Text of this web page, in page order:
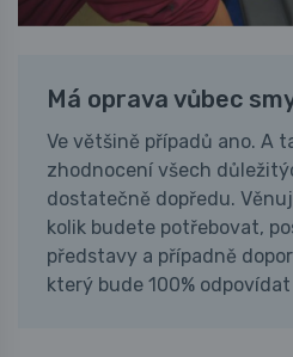
Má oprava vůbec
Ve většině případů ano. A
zhodnocení všech
dostatečně dopředu.
kolik budete potřebovat,
představy a případně
který bude 100%